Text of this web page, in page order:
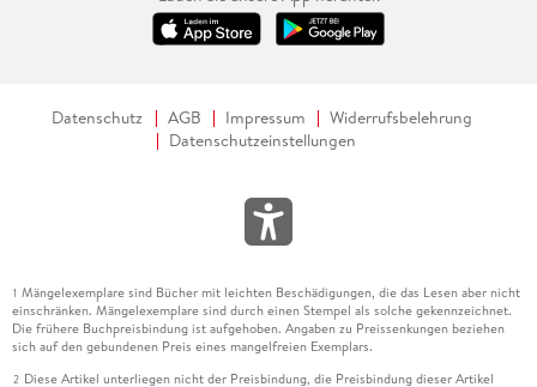
Datenschutz AGB Impressum
Widerrufsbelehrung
Datenschutzeinstellungen
1 Mängelexemplare sind Bücher mit leichten Beschädigungen, die das Lesen aber nicht
einschränken. Mängelexemplare sind durch einen Stempel als solche gekennzeichnet.
Die frühere Buchpreisbindung ist aufgehoben. Angaben zu Preissenkungen beziehen
sich auf den gebundenen Preis eines mangelfreien Exemplars.
2 Diese Artikel unterliegen nicht der Preisbindung, die Preisbindung dieser Artikel